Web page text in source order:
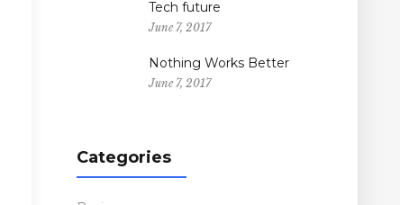
Tech future
June 7, 2017
Nothing Works Better
June 7, 2017
Categories